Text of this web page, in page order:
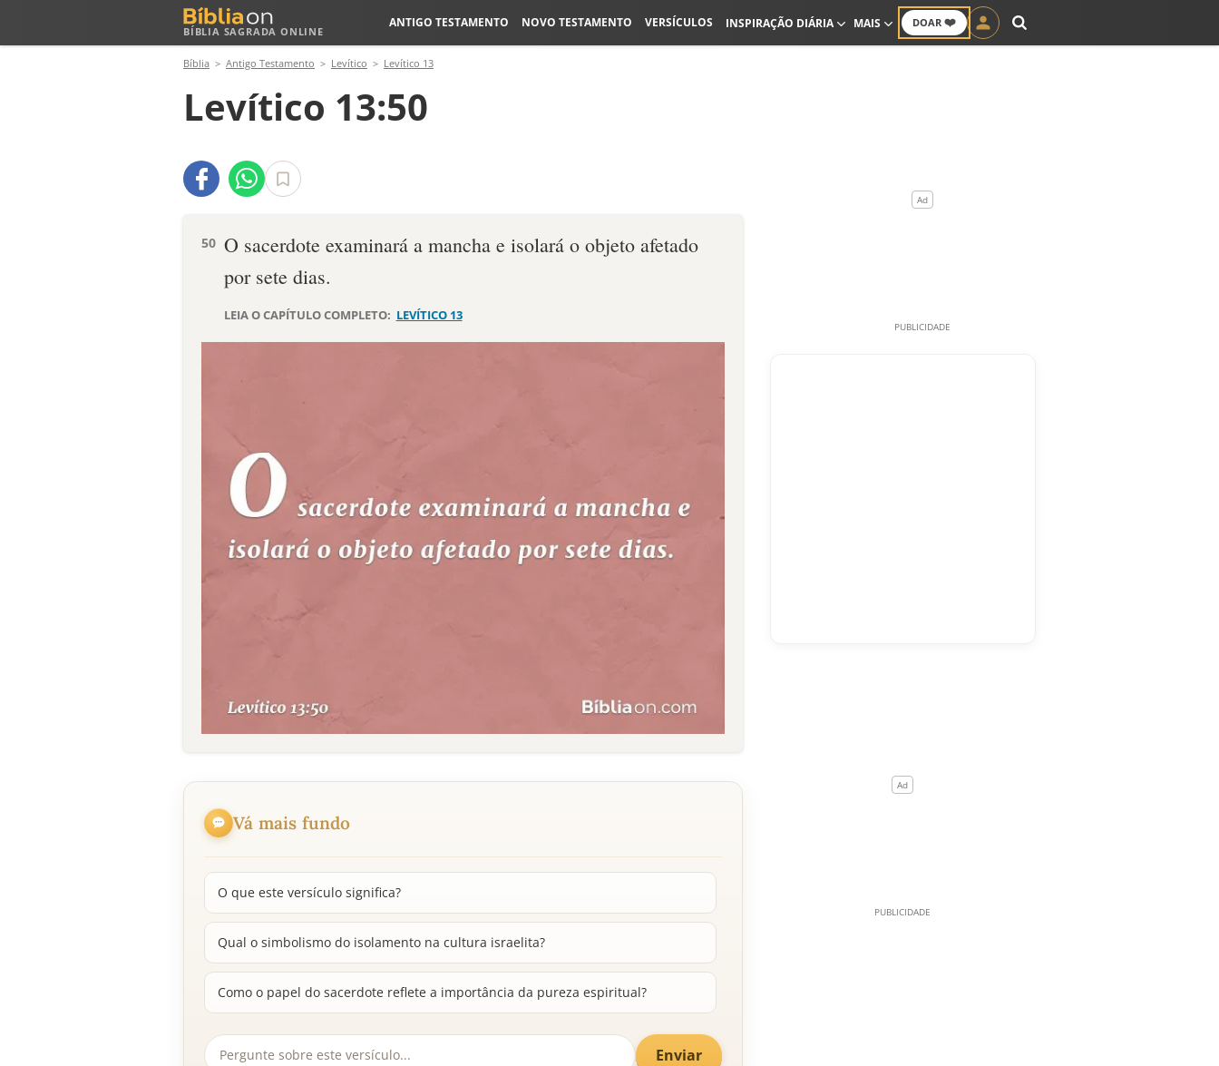
BÍBLIA SAGRADA ONLINE
DOAR ❤️
ANTIGO TESTAMENTO NOVO TESTAMENTO VERSÍCULOS INSPIRAÇÃO DIÁRIA MAIS
Bíblia Antigo Testamento Levítico Levítico 13
Levítico 13:50
50 O sa­cerdote examinará a mancha e isolará o objeto afetado
por sete dias.
LEIA O CAPÍTULO COMPLETO: LEVÍTICO 13
Vá mais fundo
O que este versículo significa?
Qual o simbolismo do isolamento na cultura israelita?
Como o papel do sacerdote reflete a importância da pureza espiritual?
Enviar